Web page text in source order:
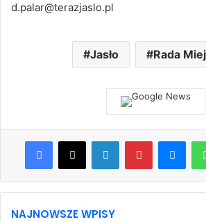
d.palar@terazjaslo.pl
Jasło Rada
Facebook
X LinkedInPinterest
NAJNOWSZE WPISY